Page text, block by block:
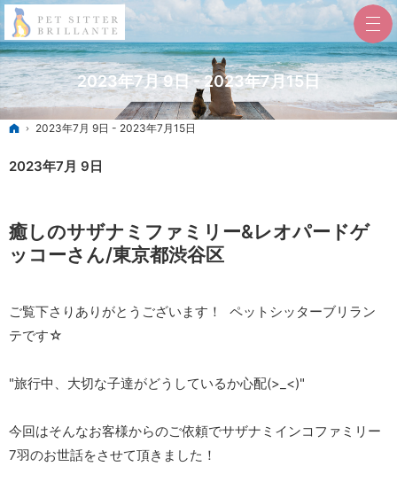
2023年7月 9日 - 2023年7月15日
ホーム
2023年7月 9日 - 2023年7月15日
2023年7月 9日
癒しのサザナミファミリー&レオパードゲ
ッコーさん/東京都渋谷区
ご覧下さりありがとうございます！ ペットシッターブリラン
テです☆
"旅行中、大切な子達がどうしているか心配(>_<)"
今回はそんなお客様からのご依頼でサザナミインコファミリー
7羽のお世話をさせて頂きました！